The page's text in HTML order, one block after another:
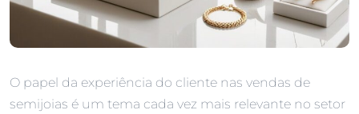
O papel da experiência do cliente nas vendas de
semijoias é um tema cada vez mais relevante no setor